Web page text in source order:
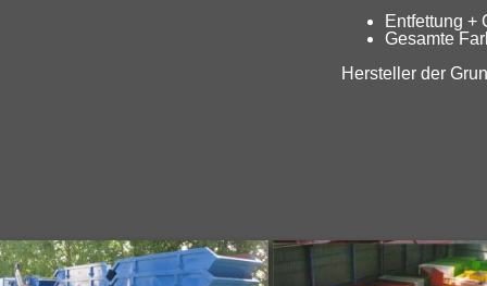
Entfettung +
Gesamte
Hersteller der